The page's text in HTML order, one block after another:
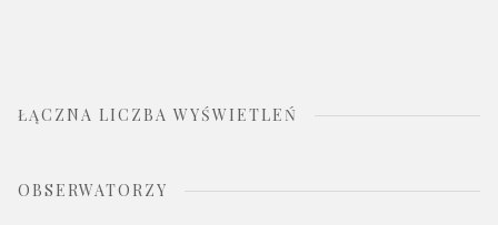
ŁĄCZNA LICZBA WYŚWIETLEŃ
OBSERWATORZY